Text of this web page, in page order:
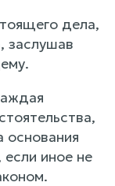
дела,
заслушав
основания
иное не